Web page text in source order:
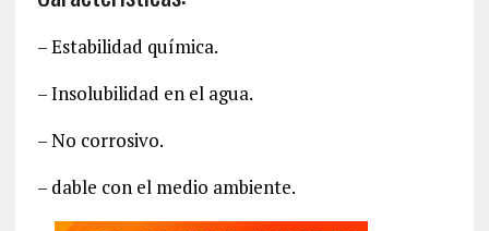
– Estabilidad química.
– Insolubilidad en el agua.
– No corrosivo.
– dable con el medio ambiente.